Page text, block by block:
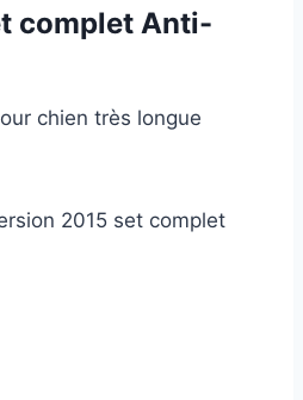
complet Anti-
chien très longue
2015 set complet